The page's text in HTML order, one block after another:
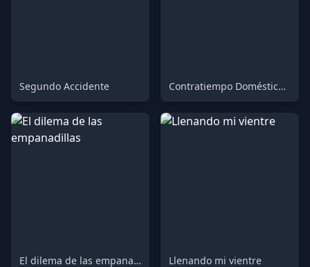
Segundo Accidente Contratiempo Doméstico #1
El dilema de las empanadillas Llenando mi vientre